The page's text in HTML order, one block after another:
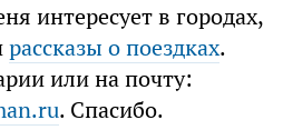
интересует в городах,
рассказы о поездках.
или на почту:
. Спасибо.